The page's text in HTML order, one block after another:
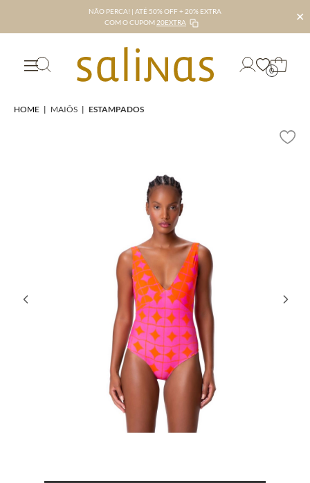
NÃO PERCA! | ATÉ 50% OFF + 20% EXTRA
COM O CUPOM 20EXTRA ✕
0
HOME | MAIÔS | ESTAMPADOS